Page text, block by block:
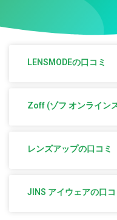
LENSMODEの口コミ
Zoff (ゾフ オンライン
レンズアップの口コミ
JINS アイウェアの口コ